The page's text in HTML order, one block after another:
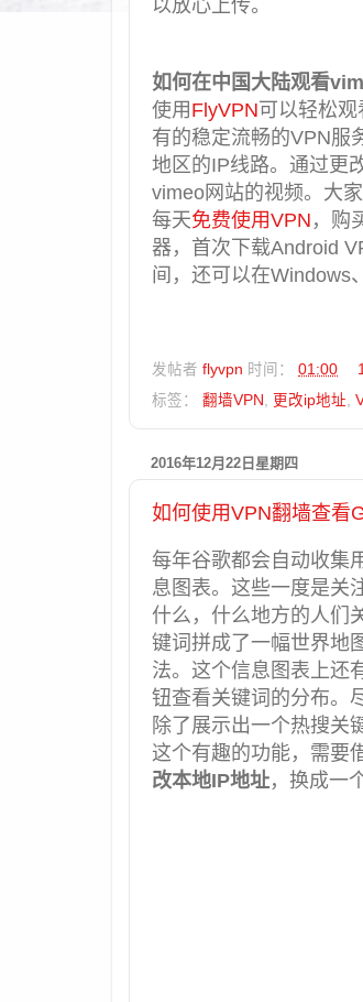
以放心上传。
如何在中国大陆观看
使用 FlyVPN 可以轻松
有的稳定流畅的VPN服
地区的IP线路。通过更
vimeo网站的视频。大
每天免费使用VPN ，购
器，首次下载Android
间，还可以在Windows
发帖者 flyvpn 时间： 01:00
标签： 翻墙VPN 更改ip地址
2016年12月22日星期四
如何使用VPN翻墙查看
每年谷歌都会自动收集
息图表。这些一度是关
什么，什么地方的人们
键词拼成了一幅世界地
法。这个信息图表上还
钮查看关键词的分布。
除了展示出一个热搜关
这个有趣的功能，需要
改本地IP地址，换成一